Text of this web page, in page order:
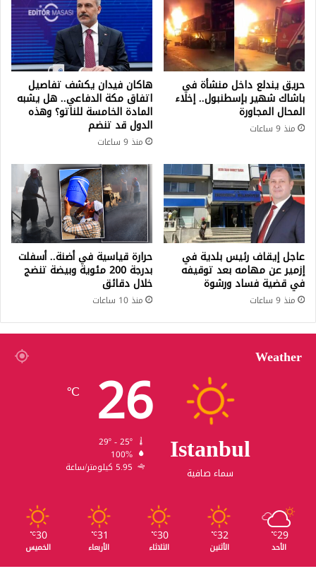
حريق يندلع داخل منشأة في
باشاك شهير بإسطنبول.. إخلاء
المحال المجاورة
منذ 9 ساعات
هاكان فيدان يكشف تفاصيل
اتفاق مكة الدفاعي.. هل يشبه
المادة الخامسة للناتو؟ وهذه
الدول قد تنضم
منذ 9 ساعات
عاجل إيقاف رئيس بلدية في
إزمير عن مهامه بعد توقيفه
في قضية فساد ورشوة
منذ 9 ساعات
حرارة قياسية في أضنة.. أسفلت
بدرجة 200 مئوية وبيضة تنضج
خلال دقائق
منذ 10 ساعات
Weather
Istanbul
سماء صافية
26
℃
100%
5.95 كيلومتر/ساعة
29
℃
الأحد
32
℃
الأثنين
30
℃
الثلاثاء
31
℃
الأربعاء
30
℃
الخميس